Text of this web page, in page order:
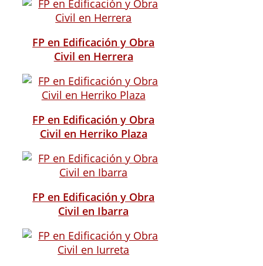
FP en Edificación y Obra
Civil en Herrera
FP en Edificación y Obra
Civil en Herriko Plaza
FP en Edificación y Obra
Civil en Ibarra